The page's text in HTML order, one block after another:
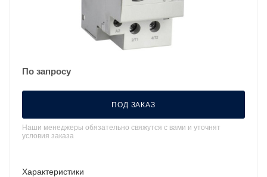
По запросу
ПОД ЗАКАЗ
Наши менеджеры обязательно свяжутся с вами и уточнят
условия заказа
Характеристики